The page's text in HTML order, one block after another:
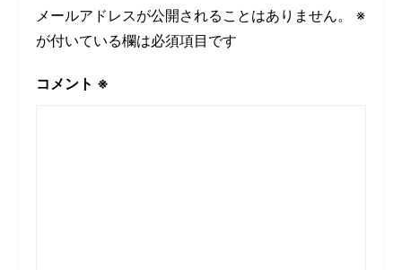
メールアドレスが公開されることはありません。
※
が付いている欄は必須項目です
コメント ※